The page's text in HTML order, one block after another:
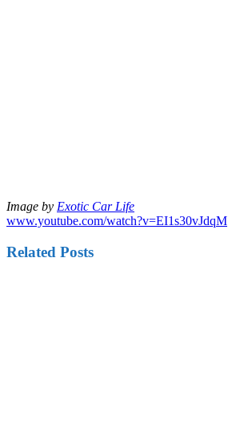
Image by Exotic Car Life
www.youtube.com/watch?v=EI1s30vJdqM
Related Posts